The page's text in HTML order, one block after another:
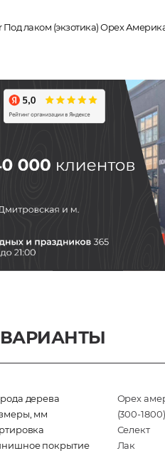
лаком (экзотика) Орех
ВАРИАНТЫ
дерева
Орех
мм
(300-
Селект
покрытие
Лак